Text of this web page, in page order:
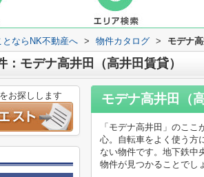
ならNK不動産へ > 物件カタログ > モデナ
：モデナ高井田（高井田賃貸）
モデナ高井田（
「モデナ高井田」のこ
心。自転車をよく使う方
ない物件です。地下鉄中
物件が見つかることでし
お探しします